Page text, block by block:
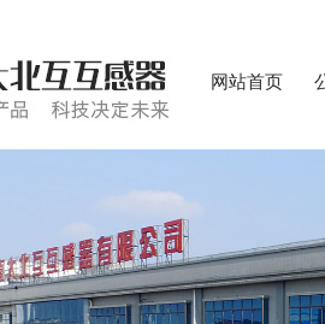
网站首页